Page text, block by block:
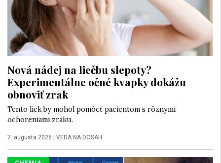
Nová nádej na liečbu slepoty?
Experimentálne očné kvapky dokážu
obnoviť zrak
Tento liek by mohol pomôcť pacientom s rôznymi
ochoreniami zraku.
7. augusta 2026 VEDA NA DOSAH